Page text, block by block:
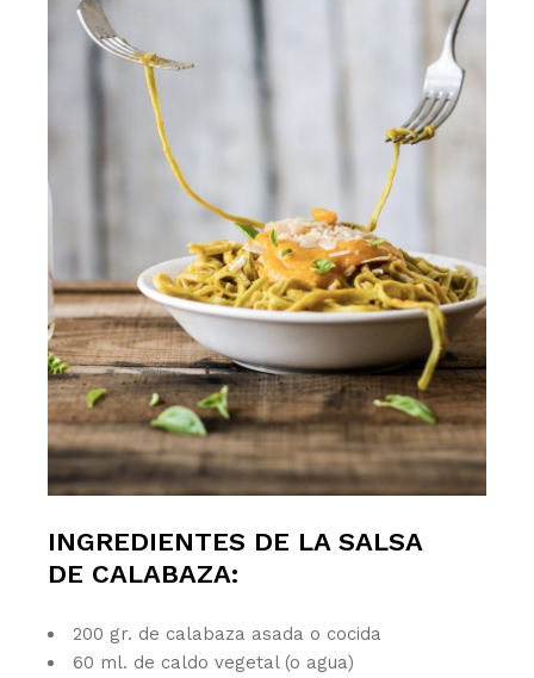
INGREDIENTES DE LA SALSA
DE CALABAZA:
200 gr. de calabaza asada o cocida
60 ml. de caldo vegetal (o agua)